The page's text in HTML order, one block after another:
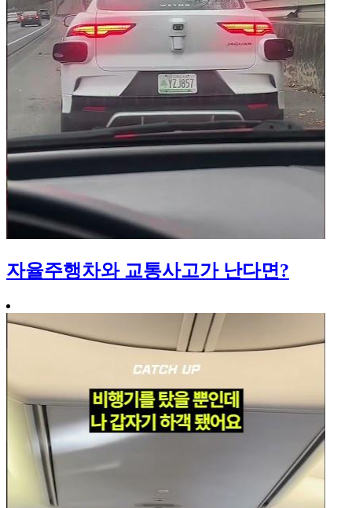
자율주행차와 교통사고가 난다면?